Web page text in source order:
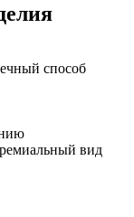
способ
вид